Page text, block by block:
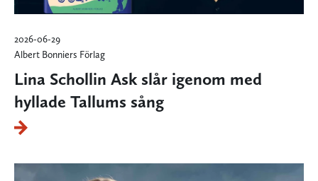
2026-06-29
Albert Bonniers Förlag
Lina Schollin Ask slår igenom med
hyllade Tallums sång